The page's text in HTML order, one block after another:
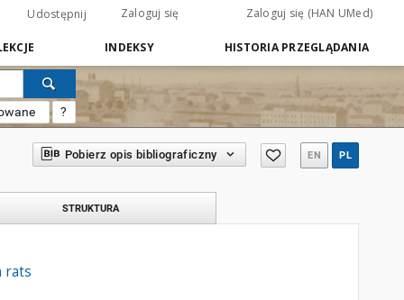
Udostępnij Zaloguj się Zaloguj się (HAN UMed)
INDEKSY HISTORIA PRZEGLĄDANIA
?
Pobierz opis bibliograficzny EN PL
STRUKTURA
rats